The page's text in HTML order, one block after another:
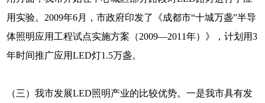
用实验。2009年6月，市政府印发了《成都市“十城万盏”半导
体照明应用工程试点实施方案（2009—2011年）》，计划用3
年时间推广应用LED灯1.5万盏。
（三）我市发展LED照明产业的比较优势。一是我市具有发